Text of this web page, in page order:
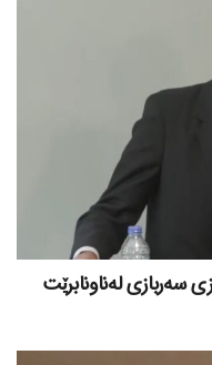
سەربازی لەناونابرێت